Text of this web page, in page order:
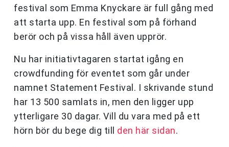
festival som Emma Knyckare är full gång med
att starta upp. En festival som på förhand
berör och på vissa håll även upprör.
Nu har initiativtagaren startat igång en
crowdfunding för eventet som går under
namnet Statement Festival. I skrivande stund
har 13 500 samlats in, men den ligger upp
ytterligare 30 dagar. Vill du vara med på ett
hörn bör du bege dig till den här sidan.